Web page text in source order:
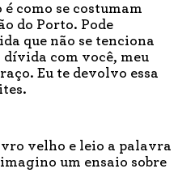
como se costumam
do Porto. Pode
que não se tenciona
com você, meu
Eu te devolvo essa
velho e leio a palavra
um ensaio sobre